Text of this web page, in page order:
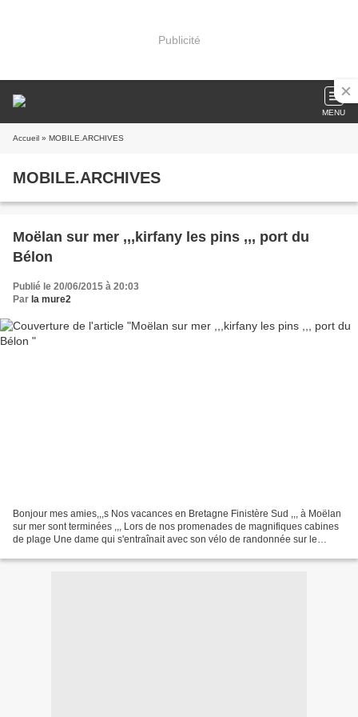
Publicité
MENU
Accueil » MOBILE.ARCHIVES
MOBILE.ARCHIVES
Moëlan sur mer ,,,kirfany les pins ,,, port du
Bélon
Publié le 20/06/2015 à 20:03
Par la mure2
Bonjour mes amies,,,s Nos vacances en Bretagne Finistère Sud ,,, à Moëlan
sur mer sont terminées ,,, Lors de nos promenades de magnifiques cabines
de plage Une dame qui s'entraînait avec son vélo de randonnée sur le